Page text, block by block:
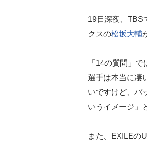
19日深夜、TBS
クスの松坂大輔
「14の質問」
選手は本当に凄
いですけど、バ
いうイメージ」
また、EXILEの